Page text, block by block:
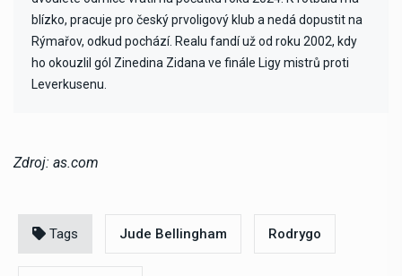
blízko, pracuje pro český prvoligový klub a nedá dopustit na
Rýmařov, odkud pochází. Realu fandí už od roku 2002, kdy
ho okouzlil gól Zinedina Zidana ve finále Ligy mistrů proti
Leverkusenu.
Zdroj: as.com
Tags Jude Bellingham Rodrygo